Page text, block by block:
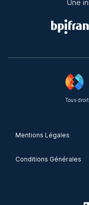
Une
Mentions Légales
Conditions Générales
Tous